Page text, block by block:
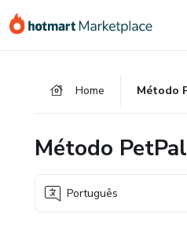
para
para
para
Home
Método
Português